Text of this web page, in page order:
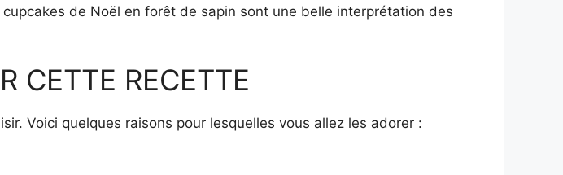
de Noël en forêt de sapin sont une belle interprétation des
CETTE RECETTE
Voici quelques raisons pour lesquelles vous allez les adorer :